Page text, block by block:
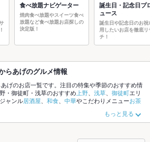
食べ放題ナビゲーター
焼肉食べ放題やスイーツ食べ
放題など食べ放題お店探しの
決定版！
誕生日・記念日プ
ュース
誕生日や記念日のお祝
用したいお店を徹底リ
チ！
らあげのグルメ情報
げのお店一覧です。注目の特集や季節のおすすめ情
・御徒町・浅草のおすすめ 上野 浅草 御徒町エリ
ャンル居酒屋 和食 中華やこだわりメニューお茶
とっておきのメニューや季節のおすすめ料理など、
ているので安心！24時間使える簡単便利なネット予
に便利にホットペッパーグルメをご利用ください。
もっと見る